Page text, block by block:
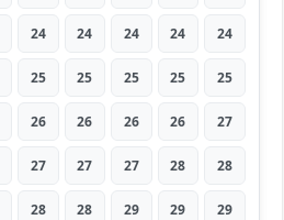
24 24 24 24 24
25 25 25 25 25
26 26 26 26 27
27 27 27 28 28
28 28 29 29 29